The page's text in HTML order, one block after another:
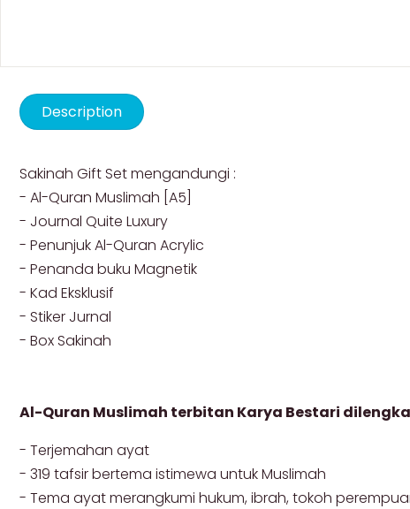
Description
Sakinah Gift Set mengandungi :
- Al-Quran Muslimah [A5]
- Journal Quite Luxury
- Penunjuk Al-Quran Acrylic
- Penanda buku Magnetik
- Kad Eksklusif
- Stiker Jurnal
- Box Sakinah
Al-Quran Muslimah terbitan Karya Bestari
- Terjemahan ayat
- 319 tafsir bertema istimewa untuk Muslimah
- Tema ayat merangkumi hukum, ibrah, tokoh